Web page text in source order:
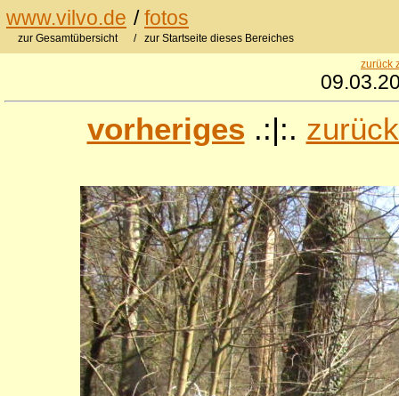
www.vilvo.de /fotos
zur Gesamtübersicht / zur Startseite dieses Bereiches
zurück
vorheriges .:|:.